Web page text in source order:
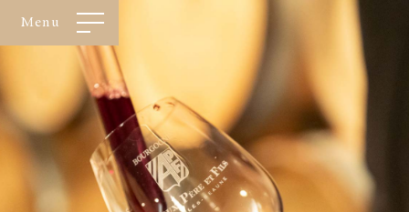
Panneau de gestion des cookies